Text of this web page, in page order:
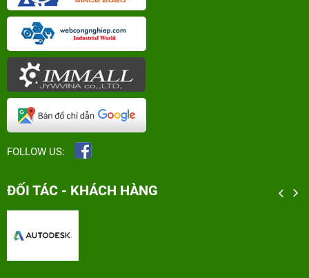
FOLLOW US:
ĐỐI TÁC - KHÁCH HÀNG